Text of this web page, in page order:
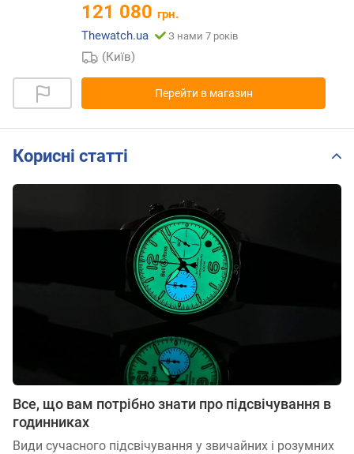
121 080 грн.
Thewatch.ua
З нами 7 років
(Київ)
Перейти в магазин
Корисні статті
Все, що вам потрібно знати про підсвічування в
годинниках
Види сучасного підсвічування у звичайних і розумних